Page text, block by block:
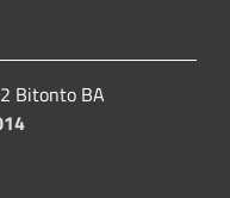
Bitonto BA